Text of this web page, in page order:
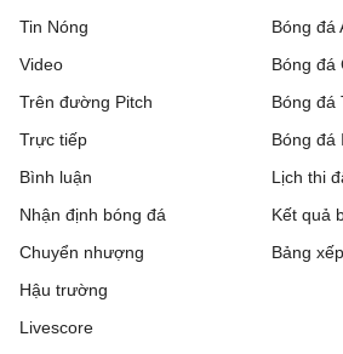
Tin Nóng
Video
Trên đường Pitch
Trực tiếp
Bóng đá
Bóng đá
Bóng đá
Bóng đá
Bình luận
Nhận định bóng đá
Chuyển nhượng
Hậu trường
Livescore
Lịch thi
Kết quả
Bảng